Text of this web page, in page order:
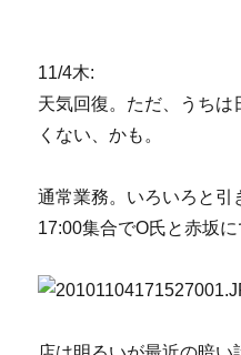
11/4木:
天気回復。ただ、うちは
くない、かも。
通常業務。いろいろと引
17:00集合でO氏と赤坂に